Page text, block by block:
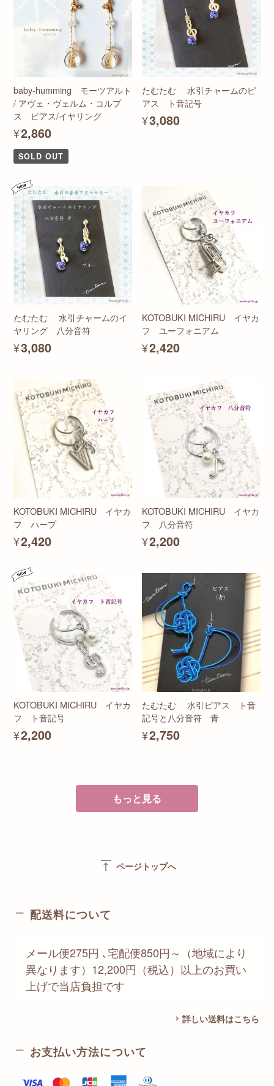
baby-humming モーツアルト
/ アヴェ・ヴェルム・コルプ
ス ピアス/イヤリング
¥2,860
SOLD OUT
たむたむ 水引チャームのピ
アス ト音記号
¥3,080
たむたむ 水引チャームのイ
ヤリング 八分音符
¥3,080
KOTOBUKI MICHIRU イヤカ
フ ユーフォニアム
¥2,420
KOTOBUKI MICHIRU イヤカ
フ ハープ
¥2,420
KOTOBUKI MICHIRU イヤカ
フ 八分音符
¥2,200
KOTOBUKI MICHIRU イヤカ
フ ト音記号
¥2,200
たむたむ 水引ピアス ト音
記号と八分音符 青
¥2,750
もっと見る
vertical_align_top ページトップへ
配送料について
メール便275円 ､宅配便850円～（地域により
異なります）12,200円（税込）以上のお買い
上げで当店負担です
詳しい送料はこちら
お支払い方法について